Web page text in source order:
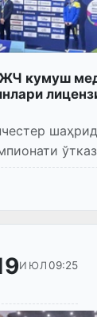
кумуш
ИЮЛ 09:25